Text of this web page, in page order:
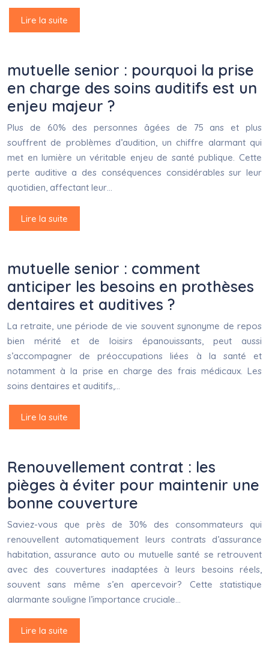
Lire la suite
mutuelle senior : pourquoi la prise
en charge des soins auditifs est un
enjeu majeur ?
Plus de 60% des personnes âgées de 75 ans et plus
souffrent de problèmes d’audition, un chiffre alarmant qui
met en lumière un véritable enjeu de santé publique. Cette
perte auditive a des conséquences considérables sur leur
quotidien, affectant leur…
Lire la suite
mutuelle senior : comment
anticiper les besoins en prothèses
dentaires et auditives ?
La retraite, une période de vie souvent synonyme de repos
bien mérité et de loisirs épanouissants, peut aussi
s’accompagner de préoccupations liées à la santé et
notamment à la prise en charge des frais médicaux. Les
soins dentaires et auditifs,…
Lire la suite
Renouvellement contrat : les
pièges à éviter pour maintenir une
bonne couverture
Saviez-vous que près de 30% des consommateurs qui
renouvellent automatiquement leurs contrats d’assurance
habitation, assurance auto ou mutuelle santé se retrouvent
avec des couvertures inadaptées à leurs besoins réels,
souvent sans même s’en apercevoir? Cette statistique
alarmante souligne l’importance cruciale…
Lire la suite